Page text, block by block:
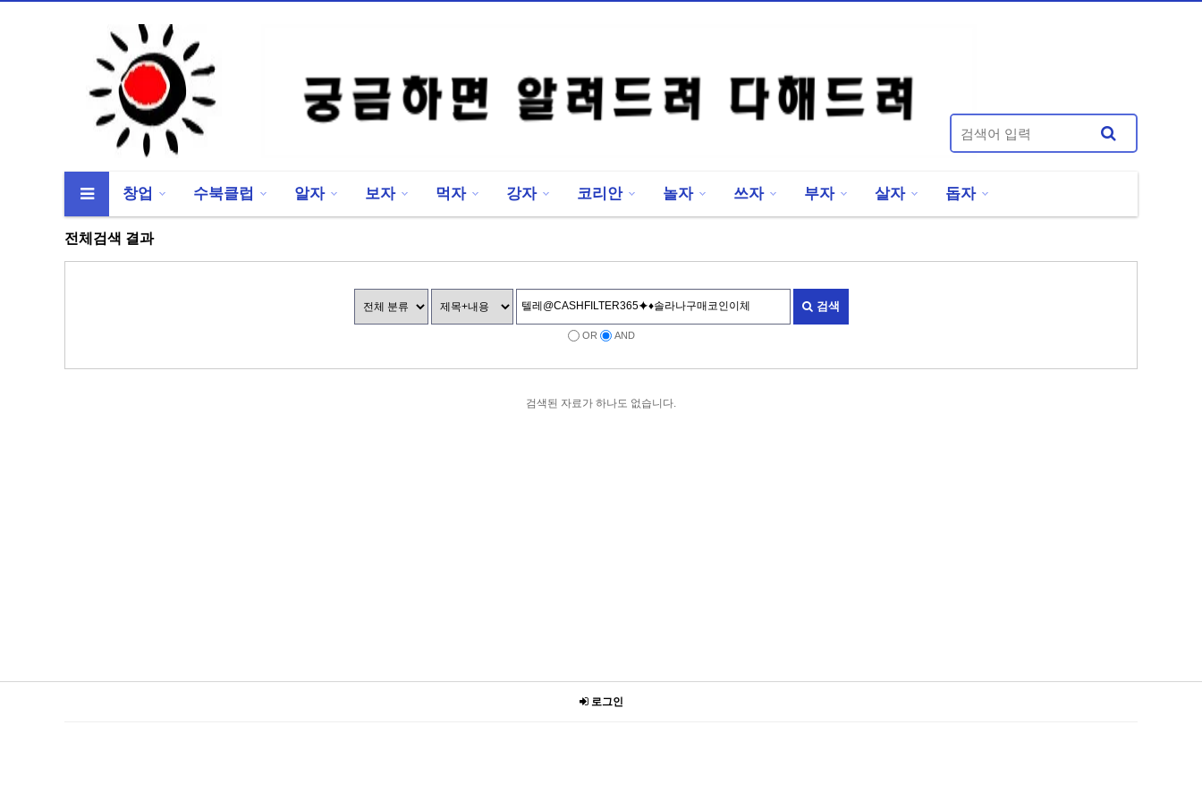
창업 수북클럽 알자 보자 먹자 강자 코리안 놀자 쓰자
부자
살자
돕자
전체검색 결과
검색
OR AND
검색된 자료가 하나도 없습니다.
로그인